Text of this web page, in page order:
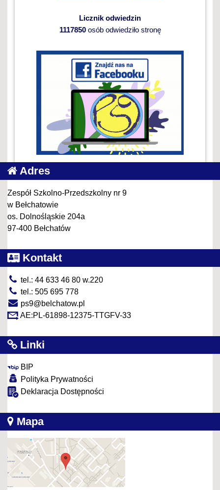
Licznik odwiedzin
1117850osób odwiedziło stronę
Adres
Zespół Szkolno-Przedszkolny nr 9
w Bełchatowie
os. Dolnośląskie 204a
97-400 Bełchatów
Kontakt
tel.: 44 633 46 80 w.220
tel.: 505 695 778
ps9@belchatow.pl
AE:PL-61898-12375-TTGFV-33
Linki
BIP
Polityka Prywatności
Deklaracja Dostępności
Mapa